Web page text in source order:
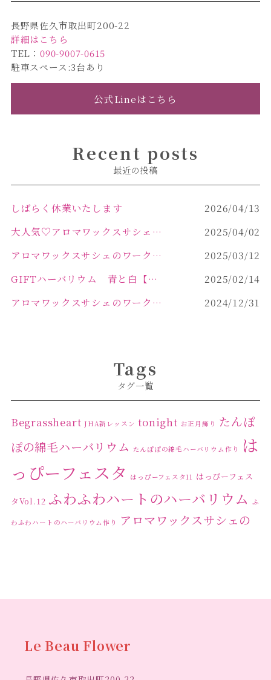
長野県佐久市取出町200-22
詳細はこちら
TEL：090-9007-0615
駐車スペース:3台あり
公式Lineはこちら
Recent posts
最近の投稿
しばらく休業いたします
2026/04/13
大人気♡アロマワックスサシェ作り
2025/04/02
アロマワックスサシェのワークショップinPOLA中込原店 VOL.2
2025/03/12
GIFTハーバリウム 青と白【佐久市 ハーバリウム ギフト】
2025/02/14
アロマワックスサシェのワークショップinPOLA中込原店ご報告【佐久市 キャンドル サシェ】
2024/12/31
Tags
タグ一覧
Begrassheart JHA新レッスン tonight お正月飾り たんぽ
ぽの綿毛ハーバリウム たんぽぽの綿毛ハーバリウム作り
は
っぴーフェスタ
はっぴーフェスタ11 はっぴーフェス
タVol.12 ふわふわハートのハーバリウム ふ
わふわハートのハーバリウム作り
アロマワックスサシェの
リウムレッスン
Le Beau Flower